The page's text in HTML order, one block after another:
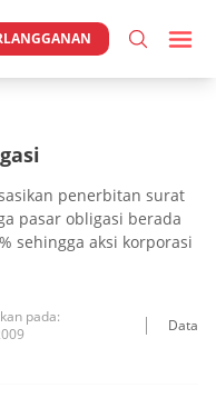
penerbitan surat
pasar obligasi berada
sehingga aksi korporasi
pada:
Data